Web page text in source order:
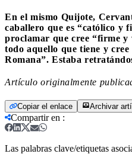
En el mismo Quijote,
caballero que es “católico y
proclamar que cree “firme y
todo aquello que tiene y
Romana”. Estaba
Artículo originalmente
Copiar el enlace Archivar
Compartir en :
Las palabras clave/etiquetas